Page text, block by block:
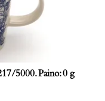
5000. Paino: 0 g